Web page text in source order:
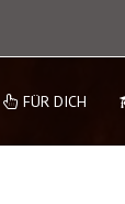
FÜR DICH